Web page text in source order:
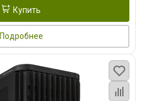
Купить
Подробнее